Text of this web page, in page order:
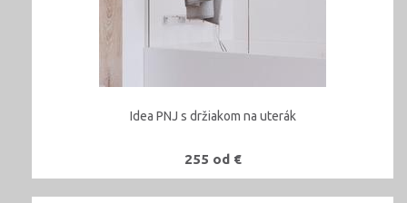
Idea PNJ s držiakom na uterák
255 od €